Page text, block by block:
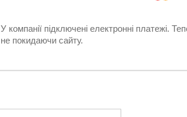
У компанії підключені електронні платежі.
не покидаючи сайту.